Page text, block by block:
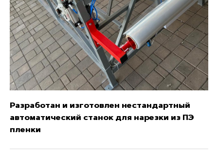
Разработан и изготовлен нестандартный
автоматический станок для нарезки из ПЭ
пленки